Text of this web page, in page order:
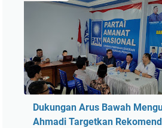
Dukungan Arus Bawah
Ahmadi Targetkan